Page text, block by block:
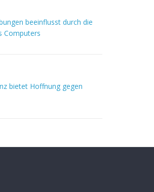
beeinflusst durch die
Computers
bietet Hoffnung gegen